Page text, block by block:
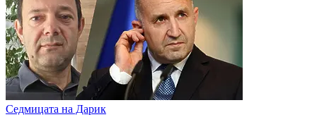
Седмицата на Дарик